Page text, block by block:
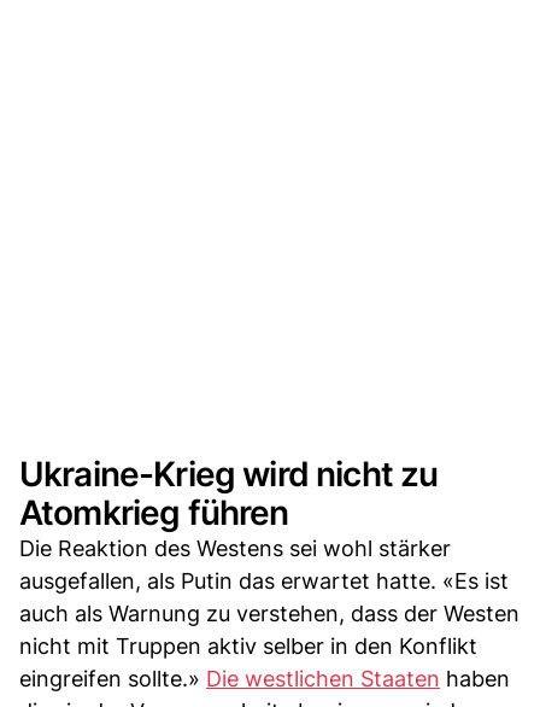
Ukraine-Krieg wird nicht zu
Atomkrieg führen
Die Reaktion des Westens sei wohl stärker
ausgefallen, als Putin das erwartet hatte. «Es ist
auch als Warnung zu verstehen, dass der Westen
nicht mit Truppen aktiv selber in den Konflikt
eingreifen sollte.» Die westlichen Staaten haben